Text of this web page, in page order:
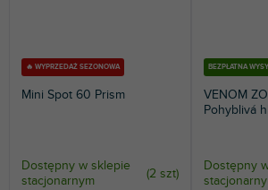
🔥 WYPRZEDAŻ SEZONOWA
Mini Spot 60 Prism
Dostępny w sklepie
stacjonarnym
(2 szt)
BEZPŁATNA
VENOM
Pohyblivá
Dostępny